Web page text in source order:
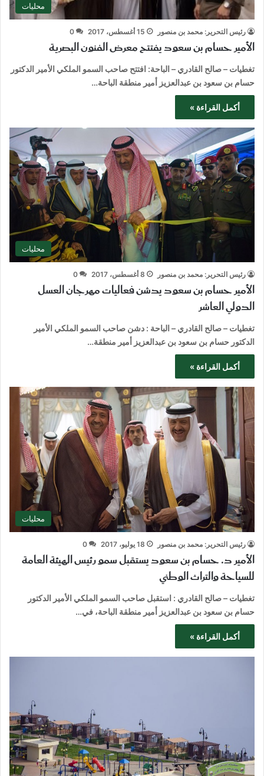
محليات
رئيس التحرير: محمد بن منصور 15 أغسطس، 2017 0
الأمير حسام بن سعود يفتتح معرض الفنون البصرية
تغطيات – صالح القادري – الباحة: افتتح صاحب السمو الملكي الأمير الدكتور
حسام بن سعود بن عبدالعزيز أمير منطقة الباحة…
أكمل القراءة »
محليات
رئيس التحرير: محمد بن منصور 8 أغسطس، 2017 0
الأمير حسام بن سعود يدشن فعاليات مهرجان العسل
الدولي العاشر
تغطيات – صالح القادري – الباحة : دشن صاحب السمو الملكي الأمير
الدكتور حسام بن سعود بن عبدالعزيز أمير منطقة…
أكمل القراءة »
محليات
رئيس التحرير: محمد بن منصور 18 يوليو، 2017 0
الأمير د. حسام بن سعود يستقبل سمو رئيس الهيئة العامة
للسياحة والتراث الوطني
تغطيات – صالح القادري : استقبل صاحب السمو الملكي الأمير الدكتور
حسام بن سعود بن عبدالعزيز أمير منطقة الباحة، في…
أكمل القراءة »